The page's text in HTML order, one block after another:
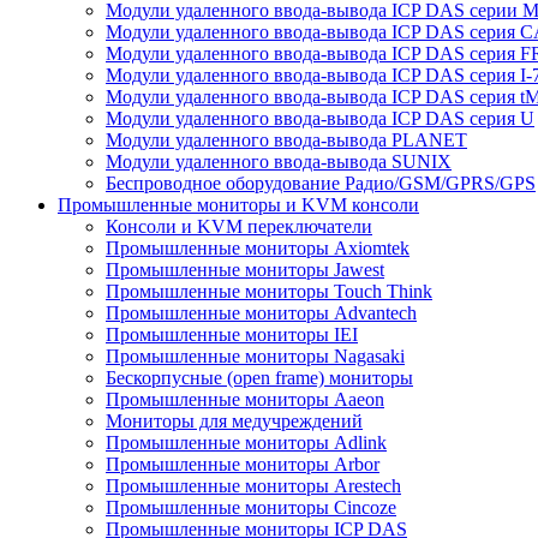
Модули удаленного ввода-вывода ICP DAS серии M
Модули удаленного ввода-вывода ICP DAS серия
Модули удаленного ввода-вывода ICP DAS серия
Модули удаленного ввода-вывода ICP DAS серия I-
Модули удаленного ввода-вывода ICP DAS серия
Модули удаленного ввода-вывода ICP DAS серия U
Модули удаленного ввода-вывода PLANET
Модули удаленного ввода-вывода SUNIX
Беспроводное оборудование Радио/GSM/GPRS/GPS
Промышленные мониторы и KVM консоли
Консоли и KVM переключатели
Промышленные мониторы Axiomtek
Промышленные мониторы Jawest
Промышленные мониторы Touch Think
Промышленные мониторы Advantech
Промышленные мониторы IEI
Промышленные мониторы Nagasaki
Бескорпусные (open frame) мониторы
Промышленные мониторы Aaeon
Мониторы для медучреждений
Промышленные мониторы Adlink
Промышленные мониторы Arbor
Промышленные мониторы Arestech
Промышленные мониторы Cincoze
Промышленные мониторы ICP DAS